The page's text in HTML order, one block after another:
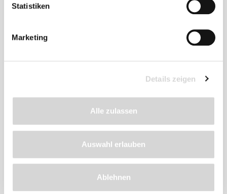
Statistiken
Marketing
Details zeigen
Alle zulassen
Auswahl erlauben
Ablehnen